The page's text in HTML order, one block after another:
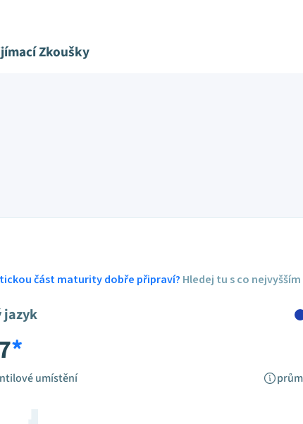
Zkoušky
část maturity dobře připraví? Hledej tu s co
jazyk
*
umístění